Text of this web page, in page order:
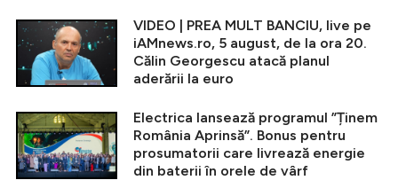
VIDEO | PREA MULT BANCIU, live pe
iAMnews.ro, 5 august, de la ora 20.
Călin Georgescu atacă planul
aderării la euro
Electrica lansează programul ”Ținem
România Aprinsă”. Bonus pentru
prosumatorii care livrează energie
din baterii în orele de vârf